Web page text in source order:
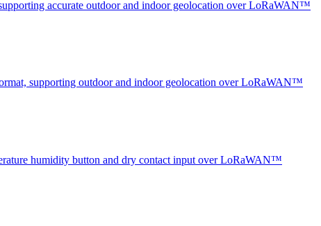
accurate outdoor and indoor geolocation over LoRaWAN™
supporting outdoor and indoor geolocation over LoRaWAN™
humidity button and dry contact input over LoRaWAN™